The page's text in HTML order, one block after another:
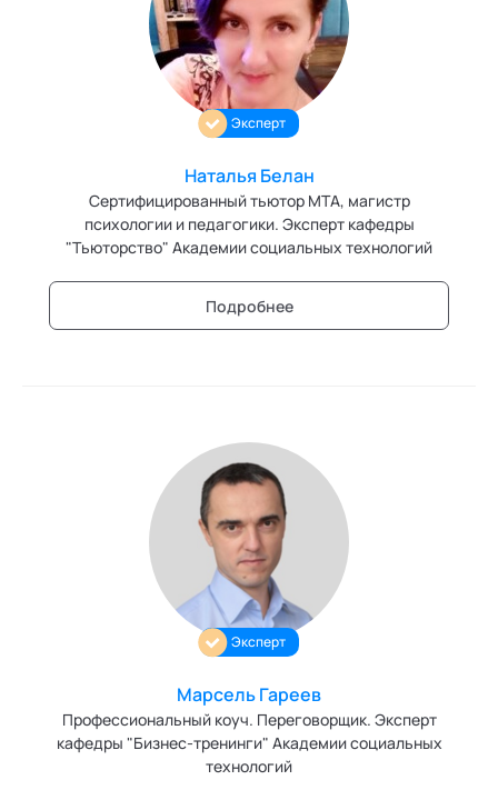
Персонология и поведенческий анализ
Позитивная динамическая психотерапия
Системные продажи
Современный гипноз
Современный этикет
Технологии командного менеджмента
Технологии стратегического управления
Трансперсональная психология
Фасилитация и модерация
Цифровой профайлинг
Эксперт
Наталья Белан
Сертифицированный тьютор МТА, магистр
психологии и педагогики. Эксперт кафедры
"Тьюторство" Академии социальных технологий
Подробнее
Эксперт
Марсель Гареев
Профессиональный коуч. Переговорщик. Эксперт
кафедры "Бизнес-тренинги" Академии социальных
технологий